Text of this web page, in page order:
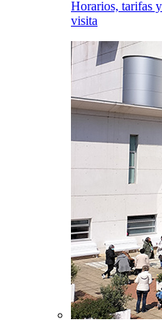
Horarios, tarifas
visita